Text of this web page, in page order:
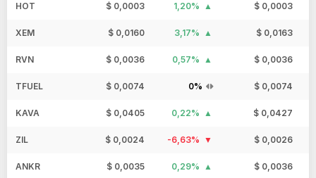
HOT $ 0,0003 1,20% $ 0,0003
XEM $ 0,0160 3,17% $ 0,0163
RVN $ 0,0036 0,57% $ 0,0036
TFUEL $ 0,0074 0% $ 0,0074
KAVA $ 0,0405 0,22% $ 0,0427
ZIL $ 0,0024 -6,63% $ 0,0026
ANKR $ 0,0035 0,29% $ 0,0036